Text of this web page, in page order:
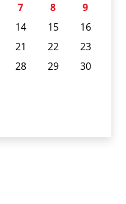
7 8
9
14 15
16
21 22
23
28 29
30